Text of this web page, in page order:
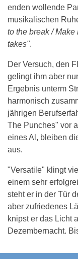
enden wollende
musikalischen
to the break /
takes".
Der Versuch, den
gelingt ihm aber
Ergebnis unterm
harmonisch
jährigen
The Punches" vor
eines Al, bleiben
aus.
"Versatile" klingt
einem sehr
steht er in der Tür
aber zufriedenes
knipst er das Licht
Dezembernacht.